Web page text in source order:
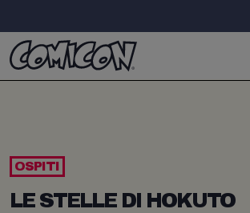
OSPITI
LE STELLE DI HOKUTO